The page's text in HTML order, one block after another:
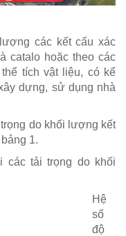
các kết cấu xác
catalo hoặc theo các
tích vật liệu, có kể
dựng, sử dụng nhà
do khối lượng kết
1.
các tải trọng do khối
Hệ
số
độ